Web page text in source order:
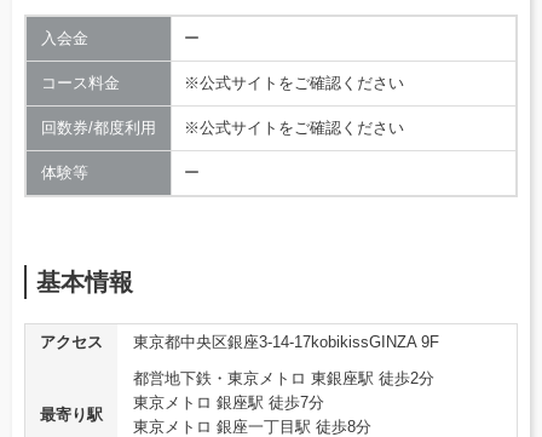
入会金 ー
コース料金 ※公式サイトをご確認ください
回数券/都度利用 ※公式サイトをご確認ください
体験等 ー
基本情報
アクセス 東京都中央区銀座3-14-17kobikissGINZA 9F
最寄り駅
都営地下鉄・東京メトロ 東銀座駅 徒歩2分
東京メトロ 銀座駅 徒歩7分
東京メトロ 銀座一丁目駅 徒歩8分